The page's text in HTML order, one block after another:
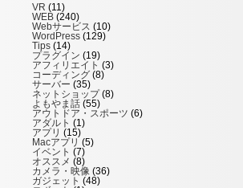
VR (11)
WEB (240)
Webサービス (10)
WordPress (129)
Tips (14)
プラグイン (19)
アフィリエイト (3)
コーディング (8)
サーバー (35)
ネットショップ(8)
よもやま話 (55)
アウトドア・スポーツ (6)
アダルト (1)
アプリ (15)
Macアプリ (5)
イベント (7)
オススメ (8)
カメラ・映像 (36)
ガジェット (48)